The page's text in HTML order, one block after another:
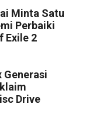
Minta Satu
Perbaiki
Exile 2
Generasi
Drive